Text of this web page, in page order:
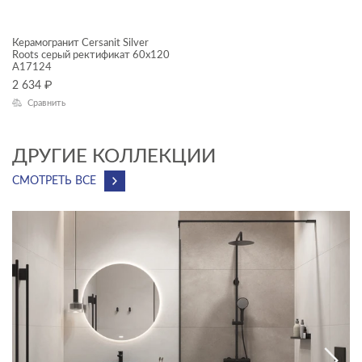
КОЛЛЕКЦИЯ
Silver Roots
НАЗНАЧЕНИЕ
Универсальный
КОММЕРЧЕСКИЕ ПОМЕЩЕНИЯ
Балконы
Ванная комната
Керамогранит Cersanit Silver
Roots серый ректификат 60x120
A17124
2 634 ₽
Сравнить
ДРУГИЕ КОЛЛЕКЦИИ
СМОТРЕТЬ ВСЕ